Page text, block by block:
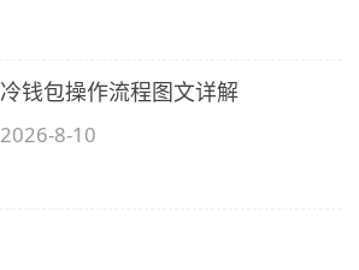
冷钱包操作流程图文详解
2026-8-10